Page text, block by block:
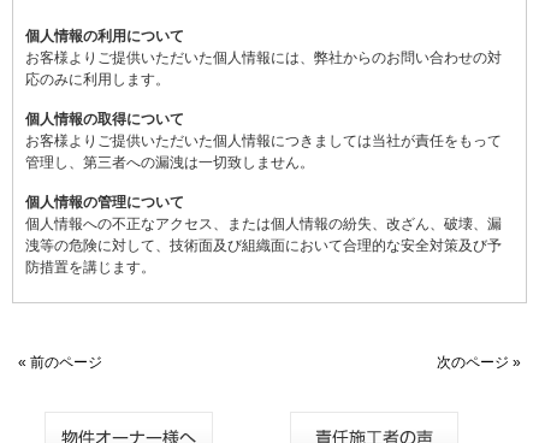
個人情報の利用について
お客様よりご提供いただいた個人情報には、弊社からのお問い合わせの対
応のみに利用します。
個人情報の取得について
お客様よりご提供いただいた個人情報につきましては当社が責任をもって
管理し、第三者への漏洩は一切致しません。
個人情報の管理について
個人情報への不正なアクセス、または個人情報の紛失、改ざん、破壊、漏
洩等の危険に対して、技術面及び組織面において合理的な安全対策及び予
防措置を講じます。
« 前のページ 次のページ »